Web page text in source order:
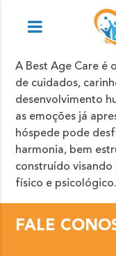
A Best Age Care é
de cuidados,
desenvolvimento
as emoções já
hóspede pode
harmonia, bem
construído
físico e psicológico.
FALE